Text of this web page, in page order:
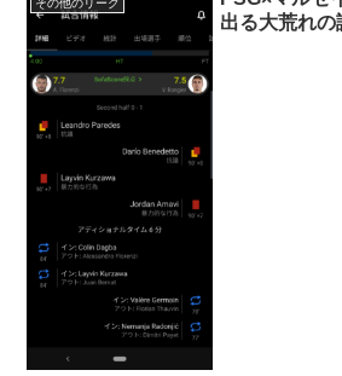
その他のリーグ
出る大荒れの